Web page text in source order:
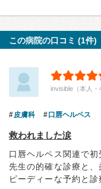
この病院の口コミ (1件)
invisible（本人・
皮膚科 口唇ヘルペス
救われました涙
口唇ヘルペス関連で初
先生の的確な診療と
ピーディーな予約と診